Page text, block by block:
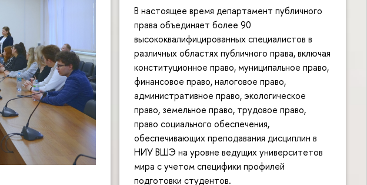
В настоящее время департамент публичного
права объединяет более 90
высококвалифицированных специалистов в
различных областях публичного права, включая
конституционное право, муниципальное право,
финансовое право, налоговое право,
административное право, экологическое
право, земельное право, трудовое право,
право социального обеспечения,
обеспечивающих преподавания дисциплин в
НИУ ВШЭ на уровне ведущих университетов
мира с учетом специфики профилей
подготовки студентов.